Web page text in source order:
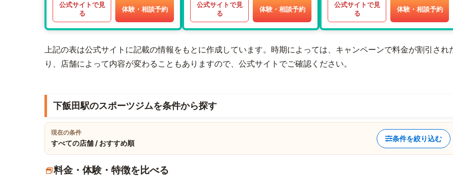
公式サイトで見
る
体験・相談予約
公式サイトで見
る
体験・相談予約
公式サイトで見
る
体験・相談予約
上記の表は公式サイトに記載の情報をもとに作成しています。時期によっては、キャンペーンで料金が割引され
り、店舗によって内容が変わることもありますので、公式サイトでご確認ください。
下飯田駅のスポーツジムを条件から探す
現在の条件
すべての店舗 / おすすめ順
条件を絞り込む
料金・体験・特徴を比べる